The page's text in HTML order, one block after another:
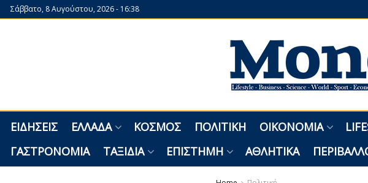
Σάββατο, 8 Αυγούστου, 2026 - 16:38
ΕΙΔΉΣΕΙΣ ΕΛΛΆΔΑ ΚΌΣΜΟΣ ΠΟΛΙΤΙΚΉ ΟΙΚΟΝΟΜΊΑ
ΓΑΣΤΡΟΝΟΜΊΑ
ΤΑΞΊΔΙΑ ΕΠΙΣΤΉΜΗ ΑΘΛΗΤΙΚΆ